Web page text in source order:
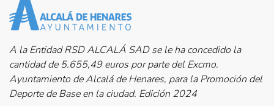
A la Entidad RSD ALCALÁ SAD se le ha concedido la
cantidad de 5.655,49 euros por parte del Excmo.
Ayuntamiento de Alcalá de Henares, para la Promoción del
Deporte de Base en la ciudad. Edición 2024